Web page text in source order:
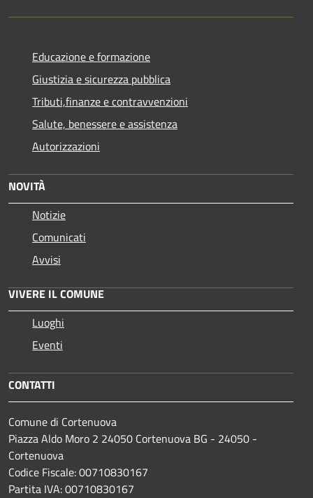
Educazione e formazione
Giustizia e sicurezza pubblica
Tributi,finanze e contravvenzioni
Salute, benessere e assistenza
Autorizzazioni
NOVITÀ
Notizie
Comunicati
Avvisi
VIVERE IL COMUNE
Luoghi
Eventi
CONTATTI
Comune di Cortenuova
Piazza Aldo Moro 2 24050 Cortenuova BG - 24050 -
Cortenuova
Codice Fiscale: 00710830167
Partita IVA: 00710830167